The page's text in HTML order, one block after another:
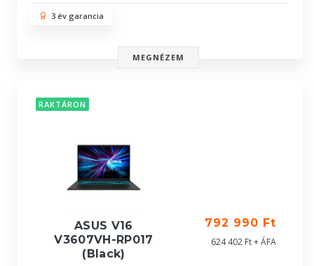
3 év garancia
MEGNÉZEM
RAKTÁRON
ASUS V16
V3607VH-RP017
(Black)
792 990 Ft
624 402 Ft + ÁFA